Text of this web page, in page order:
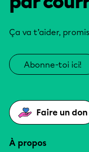
Ça va t’aider,
Abonne-toi ici!
Faire un don
À propos